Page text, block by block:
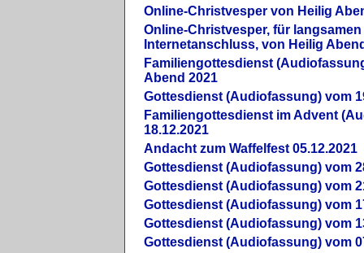
Online-Christvesper von Heilig
Online-Christvesper, für langsamen
Internetanschluss, von Heilig
Familiengottesdienst
Abend 2021
Gottesdienst (Audiofassung) vom
Familiengottesdienst im Advent
18.12.2021
Andacht zum Waffelfest 05.12.2021
Gottesdienst (Audiofassung) vom
Gottesdienst (Audiofassung) vom
Gottesdienst (Audiofassung) vom
Gottesdienst (Audiofassung) vom
Gottesdienst (Audiofassung) vom